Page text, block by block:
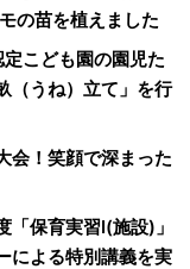
の苗を植えました
定こども園の園児た
（うね）立て」を行
会！笑顔で深まった
「保育実習Ⅰ(施設)」
による特別講義を実